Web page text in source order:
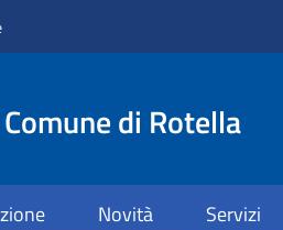
Comune di Rotella
Novità Servizi